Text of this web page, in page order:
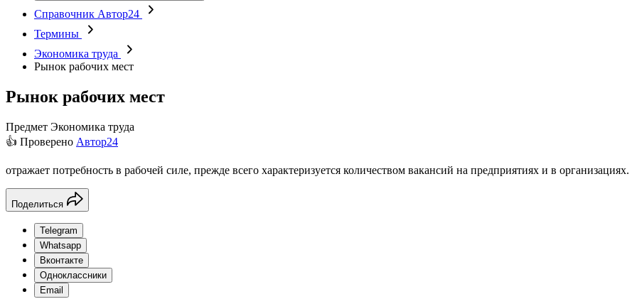
Справочник Автор24
Термины
Экономика труда
Рынок рабочих мест
Рынок рабочих мест
Предмет Экономика труда
👍 Проверено Автор24
отражает потребность в рабочей силе, прежде всего характеризуется количеством вакансий на предприятиях и в организациях.
Поделиться
Telegram
Whatsapp
Вконтакте
Одноклассники
Email